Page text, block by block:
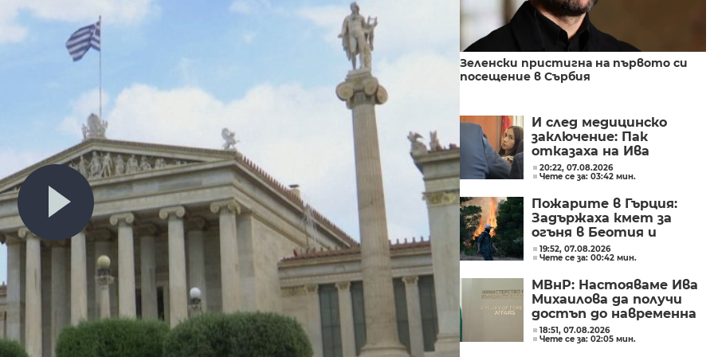
Зеленски пристигна на първото си
посещение в Сърбия
И след медицинско
заключение: Пак
отказаха на Ива
Михайлова да се лекува
в България
20:22, 07.08.2026
Чете се за: 03:42 мин.
Пожарите в Гърция:
Задържаха кмет за
огъня в Беотия и
Атика
19:52, 07.08.2026
Чете се за: 00:42 мин.
МВнР: Настояваме Ива
Михаилова да получи
достъп до навременна
и адекватна
медицинска грижа
18:51, 07.08.2026
Чете се за: 02:05 мин.